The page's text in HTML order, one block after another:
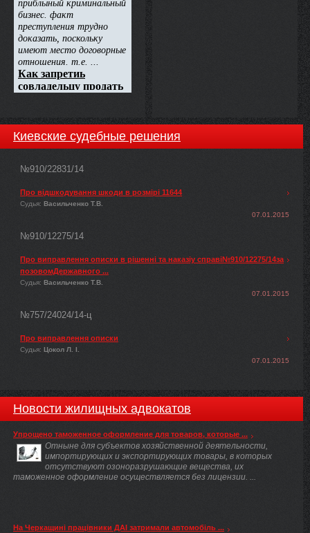
Киевские судебные решения
№910/22831/14
Про відшкодування шкоди в розмірі 11644
Судья: Васильченко Т.В.
07.01.2015
№910/12275/14
Про виправлення описки в рішенні та наказіу справі№910/12275/14за
позовомДержавного ...
Судья: Васильченко Т.В.
07.01.2015
№757/24024/14-ц
Про виправлення описки
Судья: Цокол Л. І.
07.01.2015
Новости жилищных адвокатов
Упрощено таможенное оформление для товаров, которые ...
Отныне для субъектов хозяйственной деятельности,
импортирующих и экспортирующих товары, в которых
отсутствуют озоноразрушающие вещества, их
таможенное оформление осуществляется без лицензии. ...
На Черкащині працівники ДАІ затримали автомобіль ...